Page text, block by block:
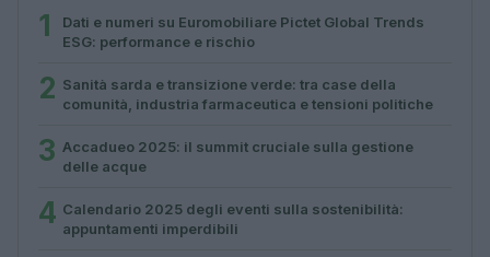
1
Dati e numeri su Euromobiliare Pictet Global Trends
ESG: performance e rischio
2 Sanità sarda e transizione verde: tra case della
comunità, industria farmaceutica e tensioni politiche
3 Accadueo 2025: il summit cruciale sulla gestione
delle acque
4 Calendario 2025 degli eventi sulla sostenibilità:
appuntamenti imperdibili